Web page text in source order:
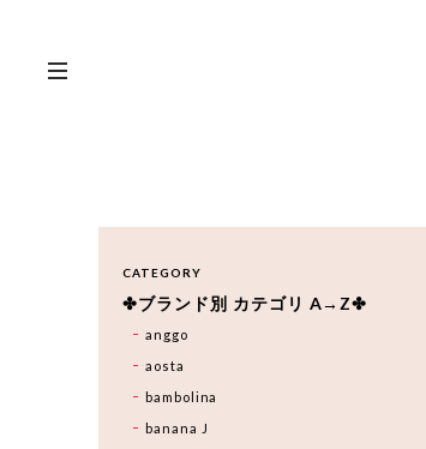
CATEGORY
✤ブランド別 カテゴリ A→Z✤
anggo
aosta
bambolina
banana J